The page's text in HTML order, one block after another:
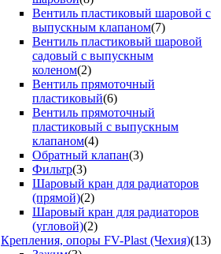
Вентиль пластиковый шаровой с
выпускным клапаном(7)
Вентиль пластиковый шаровой
садовый с выпускным
коленом(2)
Вентиль прямоточный
пластиковый(6)
Вентиль прямоточный
пластиковый с выпускным
клапаном(4)
Обратный клапан(3)
Фильтр(3)
Шаровый кран для радиаторов
(прямой)(2)
Шаровый кран для радиаторов
(угловой)(2)
Крепления, опоры FV-Plast (Чехия)(13)